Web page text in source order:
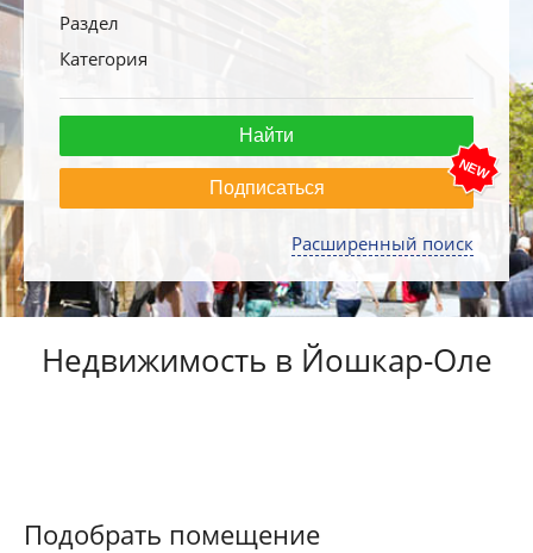
Раздел
Категория
Подписаться
Расширенный поиск
Недвижимость в Йошкар-Оле
Подобрать помещение